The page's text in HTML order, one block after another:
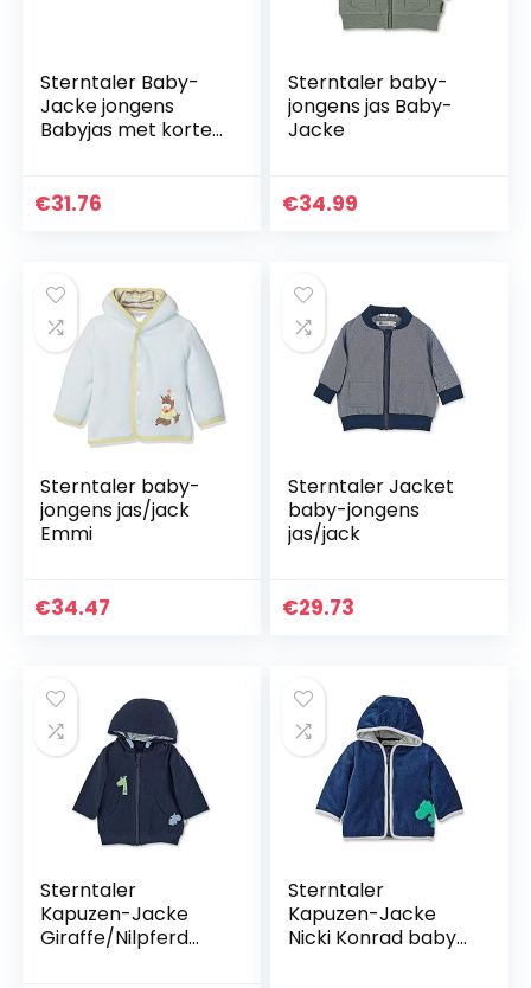
Sterntaler Baby-
Jacke jongens
Babyjas met korte
€31.76
Sterntaler baby-
jongens jas Baby-
Jacke
€34.99
Sterntaler baby-
jongens jas/jack
Emmi
€34.47
Sterntaler Jacket
baby-jongens
jas/jack
€29.73
Sterntaler
Kapuzen-Jacke
Giraffe/Nilpferd
Sterntaler
Kapuzen-Jacke
Nicki Konrad baby-